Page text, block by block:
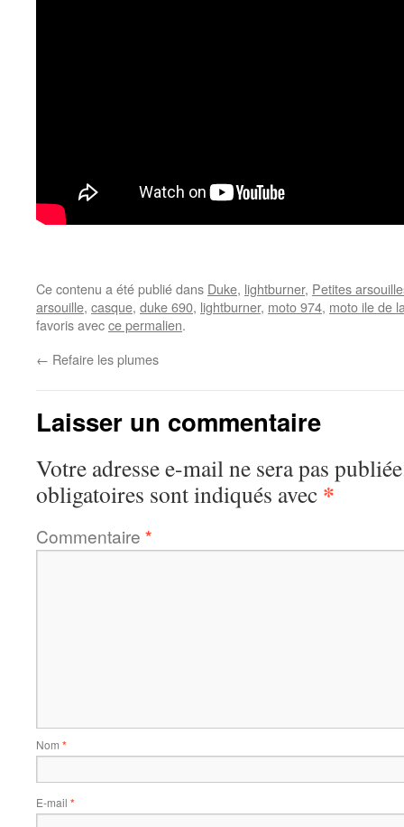
Ce contenu a été publié dans Duke, lightburner, Petites
arsouille, casque, duke 690, lightburner, moto 974, moto ile de
favoris avecce permalien.
← Refaire les plumes
Laisser un commentaire
Votre adresse e-mail ne sera pas
obligatoires sont indiqués avec *
Commentaire *
Nom *
E-mail *